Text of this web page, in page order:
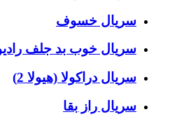
سریال خسوف
سریال خوب بد جلف
سریال دراکولا (هیولا 2)
سریال راز بقا